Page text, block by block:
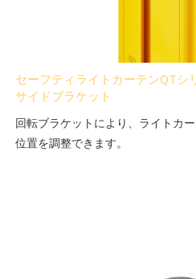
セーフティライトカーテンQTシ
サイドブラケット
回転ブラケットにより、ライトカ
位置を調整できます。